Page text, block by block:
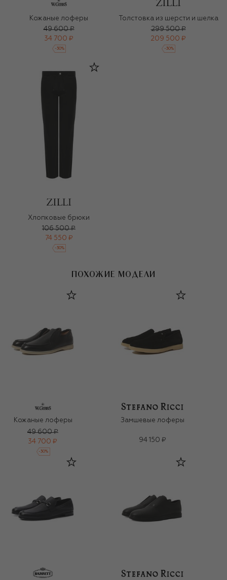
Кожаные лоферы
49 600 ₽
34 700 ₽
-30%
Толстовка из шерсти и шелка
299 500 ₽
209 500 ₽
-30%
Хлопковые брюки
106 500 ₽
74 550 ₽
-30%
ПОХОЖИЕ МОДЕЛИ
Кожаные лоферы
49 600 ₽
34 700 ₽
-30%
Замшевые лоферы
94 150 ₽